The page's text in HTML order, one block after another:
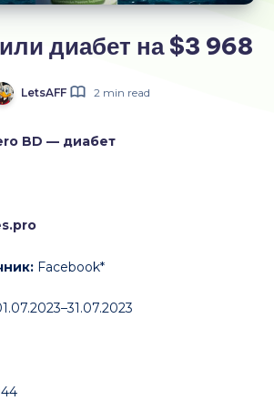
диабет на $3 968
LetsAFF 2 min read
BD — диабет
Facebook*
044